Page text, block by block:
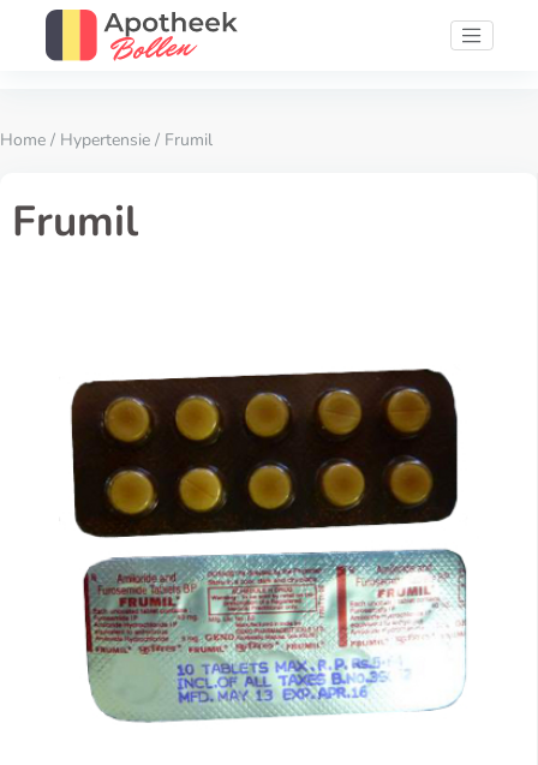
Home / Hypertensie / Frumil
Frumil